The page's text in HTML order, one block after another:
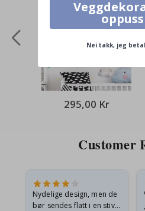
295,00 Kr
Customer
Nydelige design, men de
bør sendes flatt i en stiv
Nei takk, jeg